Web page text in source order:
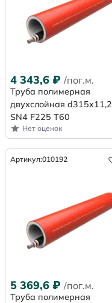
4 343,6 ₽ /пог.м.
Труба полимерная
двухслойная d315х11,2
SN4 F225 Т60
Нет оценок
Артикул:010192
5 369,6 ₽ /пог.м.
Труба полимерная